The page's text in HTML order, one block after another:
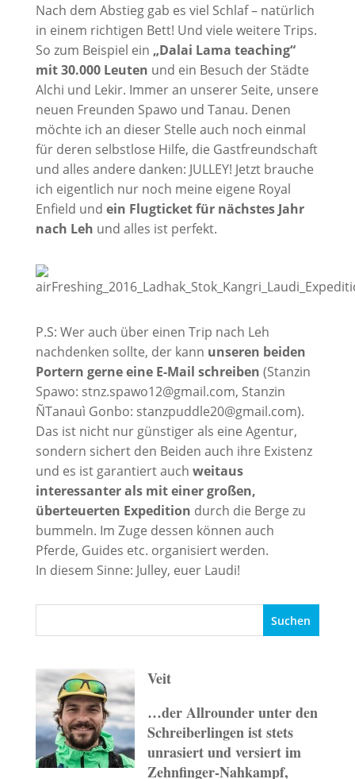
Nach dem Abstieg gab es viel Schlaf – natürlich
in einem richtigen Bett! Und viele weitere Trips.
So zum Beispiel ein „Dalai Lama teaching“
mit 30.000 Leuten und ein Besuch der Städte
Alchi und Lekir. Immer an unserer Seite, unsere
neuen Freunden Spawo und Tanau. Denen
möchte ich an dieser Stelle auch noch einmal
für deren selbstlose Hilfe, die Gastfreundschaft
und alles andere danken: JULLEY! Jetzt brauche
ich eigentlich nur noch meine eigene Royal
Enfield und ein Flugticket für nächstes Jahr
nach Leh und alles ist perfekt.
P.S: Wer auch über einen Trip nach Leh
nachdenken sollte, der kann unseren beiden
Portern gerne eine E-Mail schreiben (Stanzin
Spawo: stnz.spawo12@gmail.com, Stanzin
ÑTanauì Gonbo: stanzpuddle20@gmail.com).
Das ist nicht nur günstiger als eine Agentur,
sondern sichert den Beiden auch ihre Existenz
und es ist garantiert auch weitaus
interessanter als mit einer großen,
überteuerten Expedition durch die Berge zu
bummeln. Im Zuge dessen können auch
Pferde, Guides etc. organisiert werden.
In diesem Sinne: Julley, euer Laudi!
Veit
…der Allrounder unter den
Schreiberlingen ist stets
unrasiert und versiert im
Zehnfinger-Nahkampf,